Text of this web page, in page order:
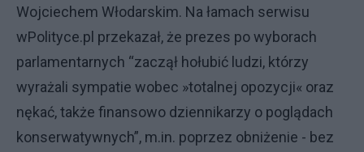
Wojciechem Włodarskim. Na łamach serwisu
wPolityce.pl przekazał, że prezes po wyborach
parlamentarnych “zaczął hołubić ludzi, którzy
wyrażali sympatie wobec »totalnej opozycji« oraz
nękać, także finansowo dziennikarzy o poglądach
konserwatywnych”, m.in. poprzez obniżenie - bez